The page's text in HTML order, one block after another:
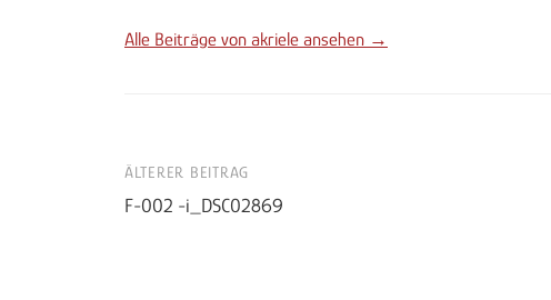
Alle Beiträge von akriele ansehen →
Beitrags-
Navigation
ÄLTERER BEITRAG
F-002 -i_DSC02869